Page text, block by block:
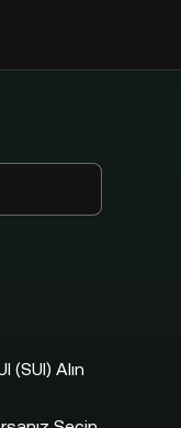
(SUI) Alın